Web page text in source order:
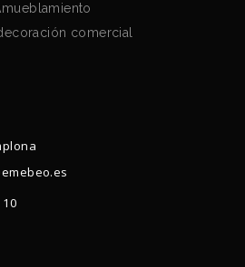
comercial
10